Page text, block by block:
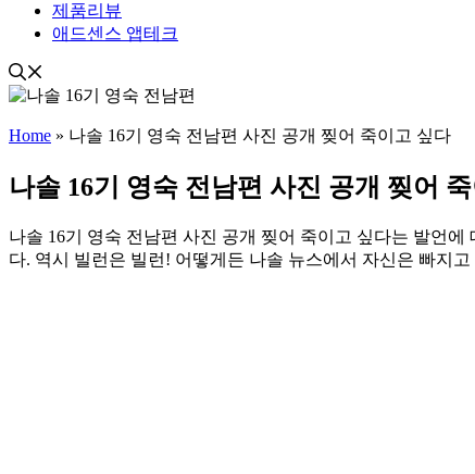
제품리뷰
애드센스 앱테크
Home » 나솔 16기 영숙 전남편 사진 공개 찢어 죽이고 싶다
나솔 16기 영숙 전남편 사진 공개 찢어
나솔 16기 영숙 전남편 사진 공개 찢어 죽이고 싶다는 발언
다. 역시 빌런은 빌런! 어떻게든 나솔 뉴스에서 자신은 빠지